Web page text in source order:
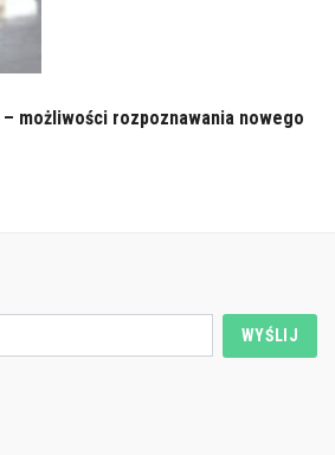
możliwości rozpoznawania nowego
WYŚLIJ